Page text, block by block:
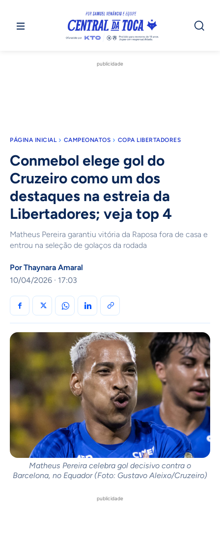
publicidade
PÁGINA INICIAL CAMPEONATOS COPA LIBERTADORES
Conmebol elege gol do
Cruzeiro como um dos
destaques na estreia da
Libertadores; veja top 4
Matheus Pereira garantiu vitória da Raposa fora de casa e
entrou na seleção de golaços da rodada
PorThaynara Amaral
10/04/2026 · 17:03
Matheus Pereira celebra gol decisivo contra o
Barcelona, no Equador (Foto: Gustavo Aleixo/Cruzeiro)
publicidade